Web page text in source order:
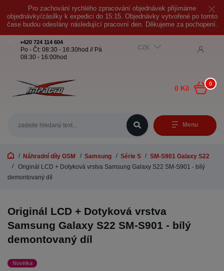
Pro zachování rychlého zpracování objednávek přijímáme
objednávky/zásilky k expedici do 15:15. Objednávky vytvořené po tomto
čase budou odeslány následující pracovní den. Děkujeme za pochopení.
Menu
CZK
+420 724 114 604
Po - Čt: 08:30 - 16:30hod // Pá
08:30 - 16:00hod
0
0 Kč
Náhradní díly GSM Samsung Série S
SM-S901 Galaxy S22
Originál LCD + Dotyková vrstva Samsung Galaxy S22 SM-S901 - bílý
demontovaný díl
Originál LCD + Dotyková vrstva
Samsung Galaxy S22 SM-S901 - bílý
demontovaný díl
Novinka